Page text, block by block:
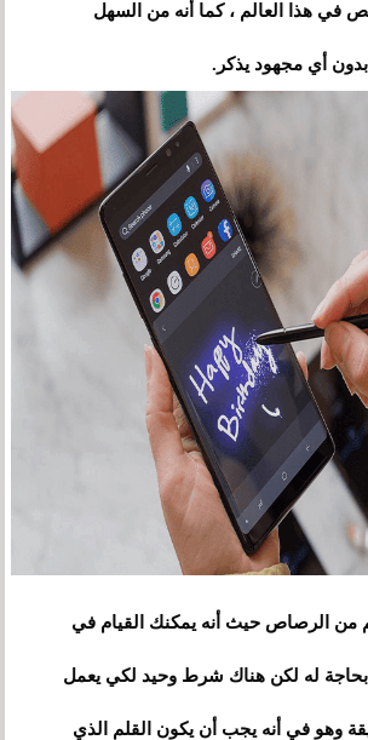
هذا العالم ، كما أنه من السهل
أي مجهود يذكر.
من الرصاص حيث أنه يمكنك القيام في
له لكن هناك شرط وحيد لكي يعمل
وهو في أنه يجب أن يكون القلم الذي